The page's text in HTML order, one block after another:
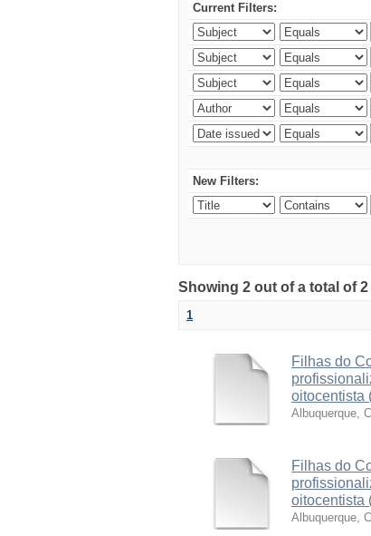
Current Filters:
New Filters:
Showing 2 out of a total of
1
Filhas do
oitocentista
Albuquerque,
Filhas do
oitocentista
Albuquerque,